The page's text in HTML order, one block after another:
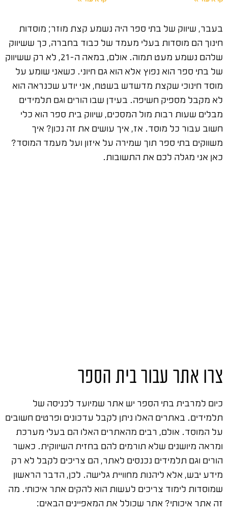
בעבר, שיווק של בתי ספר היה נשמע קצת מוזר; מוסדות
חינוך הם מוסדות בעלי מעמד של כבוד בחברה, כך ששיווק
שלהם נשמע מעט תמוה. אולם, במאה ה-21, לא רק ששיווק
של בתי ספר הוא נפוץ אלא הוא גם חיוני. כשאני שומע על
מוסד חינוכי שקצת מדשדש בשטח, אני יודע שכנראה הוא
לא מקבל מספיק חשיפה. בעידן שבו הורים וגם תלמידים
מבלים שעות רבות מול המסכים, שיווק בית ספר הוא כלי
חשוב עבור כל מוסד. אז, איך עושים את זה נכון? איך
משווקים בתי ספר תוך שמירה על איזון ועל מעמד המוסד?
כאן אני מגלה לכם את התשובות.
צרו אתר עבור בית הספר
כיום למרבית בתי הספר יש אתר שמיועד לכניסה של
תלמידים. באתרים האלו ניתן לקבל עדכונים ופרטים חשובים
על המוסד. אולם, רבים מהאתרים האלו הם בעלי מערכת
ומראה מיושנים שלא תורמים להם בחזית השיווקית. כאשר
הורים וגם תלמידים נכנסים לאתר, הם צריכים לקבל לא רק
מידע יבש, אלא ליהנות מחוויית גלישה. לכן, הדבר הראשון
שמוסדות לימוד צריכים לעשות הוא להקים אתר איכותי. מה
זה אתר איכותי? אתר שכולל את המאפיינים הבאים: